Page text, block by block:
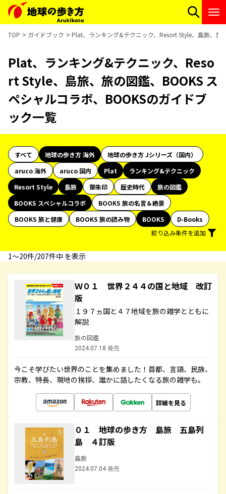
TOP ガイドブック Plat、ランキング&テクニック、Resort Style、島旅、旅
Plat、ランキング&テクニック、Reso
rt Style、島旅、旅の図鑑、BOOKS ス
ペシャルコラボ、BOOKSのガイドブ
ック一覧
すべて 地球の歩き方 海外
地球の歩き方 Jシリーズ（国内）
aruco 海外
aruco 国内 Plat
ランキング&テクニック
Resort Style
島旅 御朱印 歴史時代
旅の図鑑
BOOKS スペシャルコラボ
BOOKS 旅の名言＆絶景
BOOKS 旅と健康
BOOKS 旅の読み物 BOOKS
D-Books
絞り込み条件を追加
1〜20件/207件中 を表示
Ｗ０１ 世界２４４の国と地域 改訂
版
１９７ヵ国と４７地域を旅の雑学とともに
解説
旅の図鑑
2024.07.18 発売
今こそ学びたい世界のことを集めました！首都、言語、民族、
宗教、特長、現地の挨拶、誰かに話したくなる旅の雑学も。
詳細を見る
０１ 地球の歩き方 島旅 五島列
島 ４訂版
島旅
2024.07.04 発売